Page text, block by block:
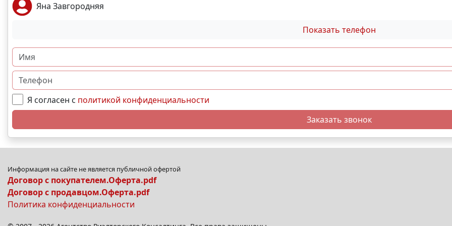
Яна Завгородняя
Показать телефон
Я согласен с политикой конфиденциальности
Заказать звонок
Информация на сайте не является публичной офертой
Договор с покупателем.Оферта.pdf
Договор с продавцом.Оферта.pdf
Политика конфиденциальности